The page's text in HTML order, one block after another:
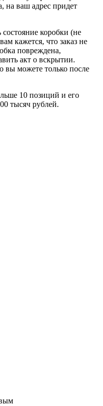
на ваш адрес придет
коробки (не
кажется, что заказ не
повреждена,
акт о вскрытии.
вы можете только после
10 позиций и его
тысяч рублей.